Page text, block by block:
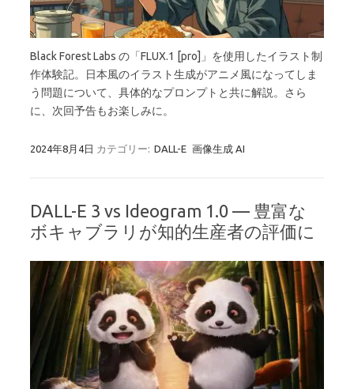
Black Forest Labs の「FLUX.1 [pro]」を使用したイラスト制
作体験記。日本風のイラスト生成がアニメ風になってしま
う問題について、具体的なプロンプトと共に解説。さら
に、次回予告もお楽しみに。
2024年8月4日 カテゴリー: DALL-E 画像生成 AI
DALL-E 3 vs Ideogram 1.0 — 豊富な
ボキャブラリが知的生産者の評価に